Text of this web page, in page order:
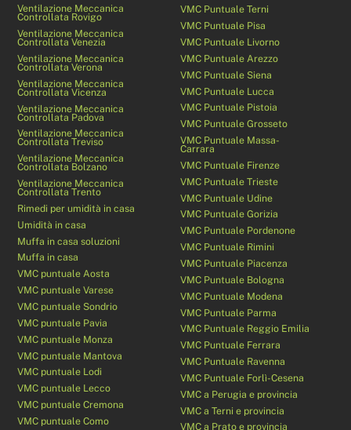
Ventilazione Meccanica
Controllata Rovigo
Ventilazione Meccanica
Controllata Venezia
Ventilazione Meccanica
Controllata Verona
Ventilazione Meccanica
Controllata Vicenza
Ventilazione Meccanica
Controllata Padova
Ventilazione Meccanica
Controllata Treviso
Ventilazione Meccanica
Controllata Bolzano
Ventilazione Meccanica
Controllata Trento
Rimedi per umidità in casa
Umidità in casa
Muffa in casa soluzioni
Muffa in casa
VMC puntuale Aosta
VMC puntuale Varese
VMC puntuale Sondrio
VMC puntuale Pavia
VMC puntuale Monza
VMC puntuale Mantova
VMC puntuale Lodi
VMC puntuale Lecco
VMC puntuale Cremona
VMC puntuale Como
VMC Puntuale Terni
VMC Puntuale Pisa
VMC Puntuale Livorno
VMC Puntuale Arezzo
VMC Puntuale Siena
VMC Puntuale Lucca
VMC Puntuale Pistoia
VMC Puntuale Grosseto
VMC Puntuale Massa-
Carrara
VMC Puntuale Firenze
VMC Puntuale Trieste
VMC Puntuale Udine
VMC Puntuale Gorizia
VMC Puntuale Pordenone
VMC Puntuale Rimini
VMC Puntuale Piacenza
VMC Puntuale Bologna
VMC Puntuale Modena
VMC Puntuale Parma
VMC Puntuale Reggio Emilia
VMC Puntuale Ferrara
VMC Puntuale Ravenna
VMC Puntuale Forlì-Cesena
VMC a Perugia e provincia
VMC a Terni e provincia
VMC a Prato e provincia